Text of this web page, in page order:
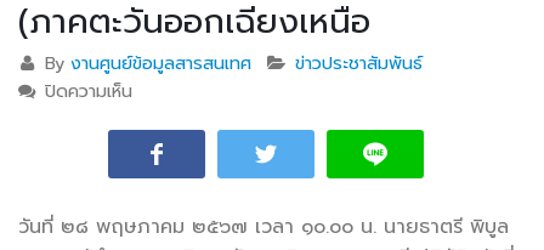
(ภาคตะวันออกเฉียงเหนือ
Byงานศูนย์ข้อมูลสารสนเทศ
ข่าวประชาสัมพันธ์
ปิดความเห็น
Education) และส่งเสริมการอยู่ร่วมกันในสังคมอย่าง
สันติวิธี (ภาคตะวันออกเฉียงเหนือ
วันที่ ๒๘ พฤษภาคม ๒๕๖๗ เวลา ๑๐.๐๐ น. นายธาตรี พิบูล